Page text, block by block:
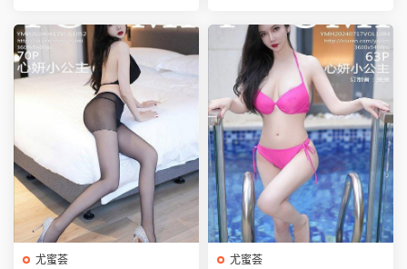
579MB]
P/758MB]
尤蜜荟 尤蜜荟